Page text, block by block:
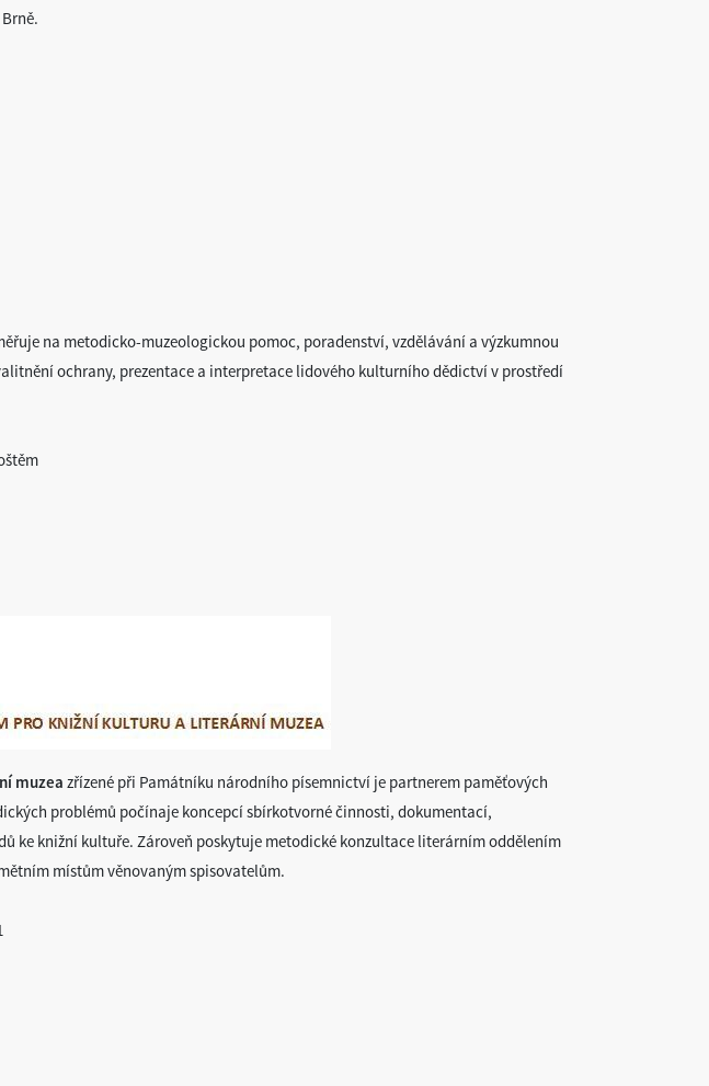
na metodicko-muzeologickou pomoc, poradenství, vzdělávání a výzkumnou
ochrany, prezentace a interpretace lidového kulturního dědictví v prostředí
muzea zřízené při Památníku národního písemnictví je partnerem paměťových
problémů počínaje koncepcí sbírkotvorné činnosti, dokumentací,
ke knižní kultuře. Zároveň poskytuje metodické konzultace literárním oddělením
místům věnovaným spisovatelům.